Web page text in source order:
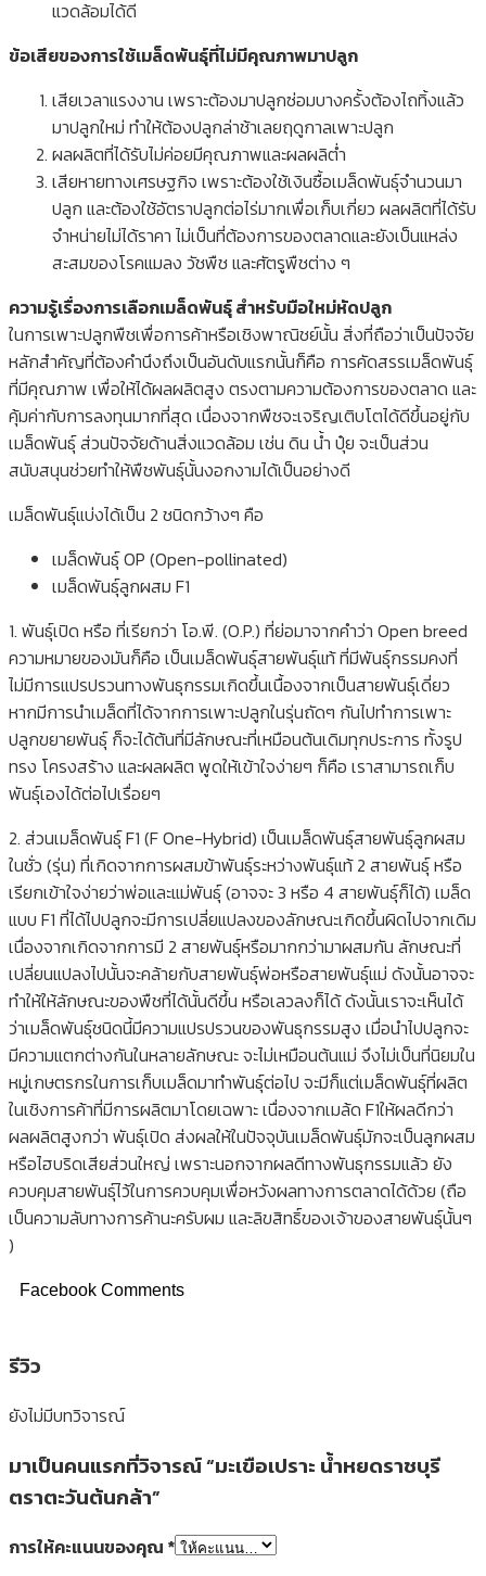
แวดล้อมได้ดี
ข้อเสียของการใช้เมล็ดพันธุ์ที่ไม่มีคุณภาพมาปลูก
เสียเวลาแรงงาน เพราะต้องมาปลูกซ่อมบางครั้งต้องไถทิ้งแล้ว
มาปลูกใหม่ ทำให้ต้องปลูกล่าช้าเลยฤดูกาลเพาะปลูก
ผลผลิตที่ได้รับไม่ค่อยมีคุณภาพและผลผลิต่ำ
เสียหายทางเศรษฐกิจ เพราะต้องใช้เงินซื้อเมล็ดพันธุ์จำนวนมา
ปลูก และต้องใช้อัตราปลูกต่อไร่มากเพื่อเก็บเกี่ยว ผลผลิตที่ได้รับ
จำหน่ายไม่ได้ราคา ไม่เป็นที่ต้องการของตลาดและยังเป็นแหล่ง
สะสมของโรคแมลง วัชพืช และศัตรูพืชต่าง ๆ
ความรู้เรื่องการเลือกเมล็ดพันธุ์ สำหรับมือใหม่หัดปลูก
ในการเพาะปลูกพืชเพื่อการค้าหรือเชิงพาณิชย์นั้น สิ่งที่ถือว่าเป็นปัจจัย
หลักสำคัญที่ต้องคำนึงถึงเป็นอันดับแรกนั้นก็คือ การคัดสรรเมล็ดพันธุ์
ที่มีคุณภาพ เพื่อให้ได้ผลผลิตสูง ตรงตามความต้องการของตลาด และ
คุ้มค่ากับการลงทุนมากที่สุด เนื่องจากพืชจะเจริญเติบโตได้ดีขึ้นอยู่กับ
เมล็ดพันธุ์ ส่วนปัจจัยด้านสิ่งแวดล้อม เช่น ดิน น้ำ ปุ๋ย จะเป็นส่วน
สนับสนุนช่วยทำให้พืชพันธุ์นั้นงอกงามได้เป็นอย่างดี
เมล็ดพันธุ์แบ่งได้เป็น 2 ชนิดกว้างๆ คือ
เมล็ดพันธุ์ OP (Open-pollinated)
เมล็ดพันธุ์ลูกผสม F1
1. พันธุ์เปิด หรือ ที่เรียกว่า โอ.พี. (O.P.) ที่ย่อมาจากคำว่า Open breed
ความหมายของมันก็คือ เป็นเมล็ดพันธุ์สายพันธุ์แท้ ที่มีพันธุ์กรรมคงที่
ไม่มีการแปรปรวนทางพันธุกรรมเกิดขึ้นเนื้องจากเป็นสายพันธุ์เดี่ยว
หากมีการนำเมล็ดที่ได้จากการเพาะปลูกในรุ่นถัดๆ กันไปทำการเพาะ
ปลูกขยายพันธุ์ ก็จะได้ต้นที่มีลักษณะที่เหมือนต้นเดิมทุกประการ ทั้งรูป
ทรง โครงสร้าง และผลผลิต พูดให้เข้าใจง่ายๆ ก็คือ เราสามารถเก็บ
พันธุ์เองได้ต่อไปเรื่อยๆ
2. ส่วนเมล็ดพันธุ์ F1 (F One-Hybrid) เป็นเมล็ดพันธุ์สายพันธุ์ลูกผสม
ในชั่ว (รุ่น) ที่เกิดจากการผสมข้าพันธุ์ระหว่างพันธุ์แท้ 2 สายพันธุ์ หรือ
เรียกเข้าใจง่ายว่าพ่อและแม่พันธุ์ (อาจจะ 3 หรือ 4 สายพันธุ์ก็ได้) เมล็ด
แบบ F1 ที่ได้ไปปลูกจะมีการเปลี่ยแปลงของลักษณะเกิดขึ้นผิดไปจากเดิม
เนื่องจากเกิดจากการมี 2 สายพันธุ์หรือมากกว่ามาผสมกัน ลักษณะที่
เปลี่ยนแปลงไปนั้นจะคล้ายกับสายพันธุ์พ่อหรือสายพันธุ์แม่ ดังนั้นอาจจะ
ทำให้ให้ลักษณะของพืชที่ได้นั้นดีขึ้น หรือเลวลงก็ได้ ดังนั้นเราจะเห็นได้
ว่าเมล็ดพันธุ์ชนิดนี้มีความแปรปรวนของพันธุกรรมสูง เมื่อนำไปปลูกจะ
มีความแตกต่างกันในหลายลักษณะ จะไม่เหมือนต้นแม่ จึงไม่เป็นที่นิยมใน
หมู่เกษตรกรในการเก็บเมล็ดมาทำพันธุ์ต่อไป จะมีก็แต่เมล็ดพันธุ์ที่ผลิต
ในเชิงการค้าที่มีการผลิตมาโดยเฉพาะ เนื่องจากเมล้ด F1ให้ผลดีกว่า
ผลผลิตสูงกว่า พันธุ์เปิด ส่งผลให้ในปัจจุบันเมล็ดพันธุ์มักจะเป็นลูกผสม
หรือไฮบริดเสียส่วนใหญ่ เพราะนอกจากผลดีทางพันธุกรรมแล้ว ยัง
ควบคุมสายพันธุ์ไว้ในการควบคุมเพื่อหวังผลทางการตลาดได้ด้วย (ถือ
เป็นความลับทางการค้านะครับผม และลิขสิทธิ์ของเจ้าของสายพันธุ์นั้นๆ
)
Facebook Comments
รีวิว
ยังไม่มีบทวิจารณ์
มาเป็นคนแรกที่วิจารณ์ “มะเขือเปราะ น้ำหยดราชบุรี
ตราตะวันต้นกล้า”
การให้คะแนนของคุณ *